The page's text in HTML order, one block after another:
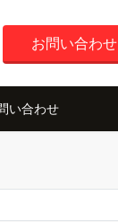
お問い合わせ
い合わせ